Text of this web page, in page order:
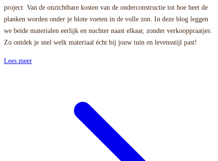
project. Van de onzichtbare kosten van de onderconstructie tot hoe heet de
planken worden onder je blote voeten in de volle zon. In deze blog leggen
we beide materialen eerlijk en nuchter naast elkaar, zonder verkooppraatjes.
Zo ontdek je snel welk materiaal écht bij jouw tuin en levensstijl past!
Lees meer